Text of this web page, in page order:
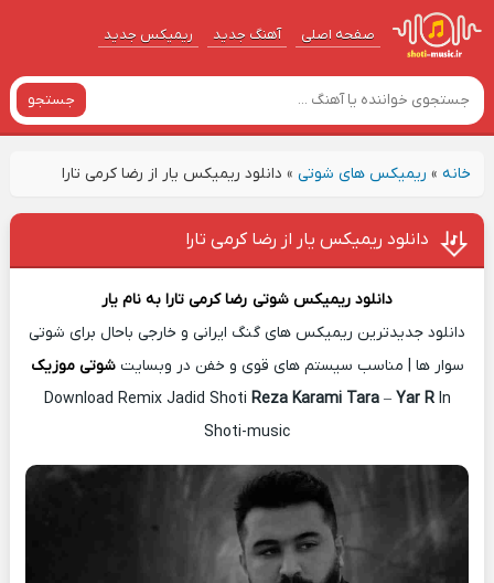
صفحه اصلی آهنگ‌ جدید ریمیکس جدید
جستجو
خانه» ریمیکس های شوتی» دانلود ریمیکس یار از رضا کرمی تارا
دانلود ریمیکس یار از رضا کرمی تارا
دانلود ریمیکس شوتی رضا کرمی تارا به نام یار
دانلود جدیدترین ریمیکس های گنگ ایرانی و خارجی باحال برای شوتی
سوار ها | مناسب سیستم های قوی و خفن در وبسایتشوتی موزیک
Download Remix Jadid Shoti Reza Karami Tara– Yar RIn
Shoti-music